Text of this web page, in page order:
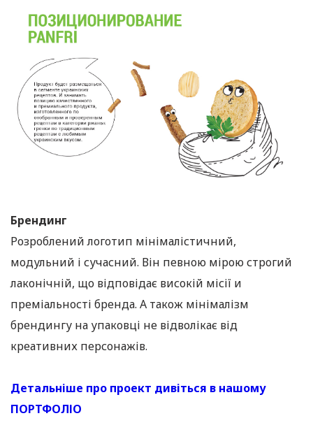
Брендинг
Розроблений логотип мінімалістичний,
модульний і сучасний. Він певною мірою строгий
лаконічній, що відповідає високій місії и
преміальності бренда. А також мінімалізм
брендингу на упаковці не відволікає від
креативних персонажів.
Детальніше про проект дивіться в нашому
ПОРТФОЛІО